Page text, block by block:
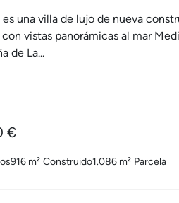
una villa de lujo de nueva
vistas panorámicas al mar
de La...
€
916 m² Construido1.086 m² Parcela